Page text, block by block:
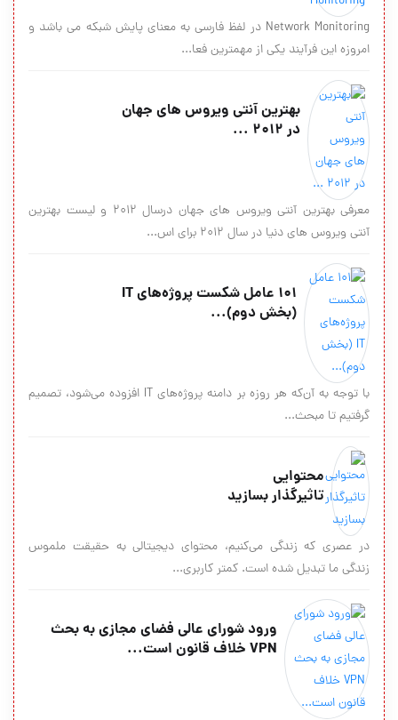
Network Monitoring در لفظ فارسی به معنای پایش شبکه می باشد و
امروزه این فرآیند یکی از مهمترین فعا...
بهترین آنتی ویروس های جهان
در ۲۰۱۲ ...
معرفی بهترین آنتی ویروس های جهان درسال ۲۰۱۲ و لیست بهترین
آنتی ویروس های دنیا در سال ۲۰۱۲ برای اس...
101 عامل شکست پروژه‌های IT
(بخش دوم)...
با توجه به آن‌که هر روزه بر دامنه پروژه‌های IT افزوده می‌شود، تصمیم
گرفتیم تا مبحث...
محتوایی
تاثیرگذار بسازید
در عصری که زندگی می‌کنیم، محتوای دیجیتالی به حقیقت ملموس
زندگی ما تبدیل شده است. کمتر کاربری...
ورود شورای عالی فضای مجازی به بحث
VPN خلاف قانون است...